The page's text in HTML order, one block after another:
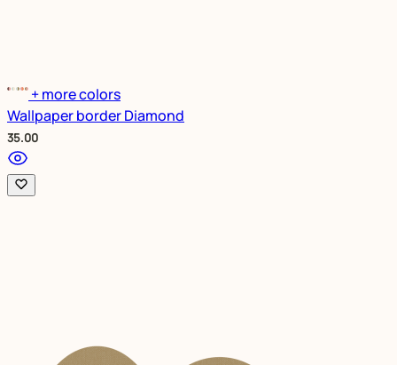
+ more colors
Wallpaper border Diamond
35.00